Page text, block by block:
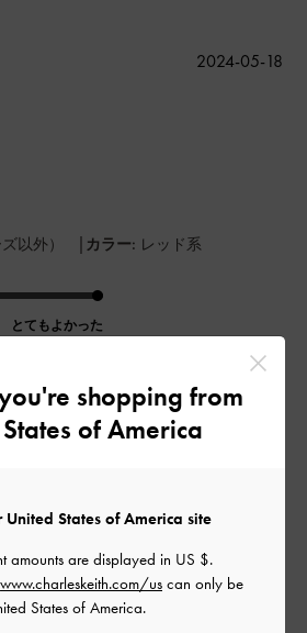
以外） | カラー: レッド系
とてもよかった
とてもよかった
公
2024-05-18
shopping from
of America
United States of America site
amounts are displayed in US $.
www.charleskeith.com/us can only be
States of America.